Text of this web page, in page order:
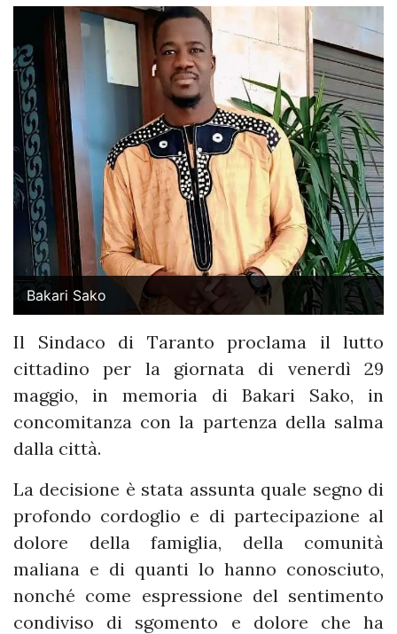
Bakari Sako
Il Sindaco di Taranto proclama il lutto
cittadino per la giornata di venerdì 29
maggio, in memoria di Bakari Sako, in
concomitanza con la partenza della salma
dalla città.
La decisione è stata assunta quale segno di
profondo cordoglio e di partecipazione al
dolore della famiglia, della comunità
maliana e di quanti lo hanno conosciuto,
nonché come espressione del sentimento
condiviso di sgomento e dolore che ha